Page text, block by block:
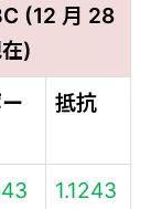
(12 月 28
)
抵抗
1.1243